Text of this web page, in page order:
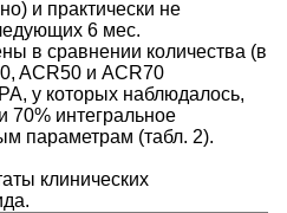
и практически не
6 мес.
в сравнении количества (в
ACR50 и ACR70
у которых наблюдалось,
70% интегральное
параметрам (табл. 2).
клинических